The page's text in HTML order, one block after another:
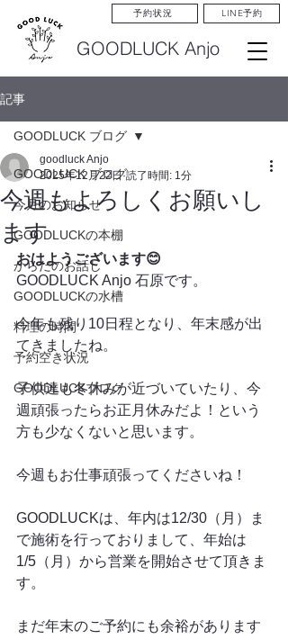
予約状況 LINE予約
GOODLUCK Anjo
記事
GOODLUCK ブログ
今月のお知らせ
GOODLUCKの本棚
からだのお話し
GOODLUCKの水槽
料理の時間
予約空き状況
GOODLUCKブログ
GOODLUCK ブログ
今週もよろしくお願いし
ます
goodluck Anjo
2025年12月22日 読了時間: 1分
おはようございます😊
GOODLUCK Anjo 石原です。
今年も残り10日程となり、年末感が出
てきましたね。
子供達も冬休みが近づいていたり、今
週頑張ったらお正月休みだよ！という
方も少なくないと思います。
今週もお仕事頑張ってくださいね！
GOODLUCKは、年内は12/30（月）ま
で施術を行っておりまして、年始は
1/5（月）から営業を開始させて頂きま
す。
まだ年末のご予約にも余裕があります